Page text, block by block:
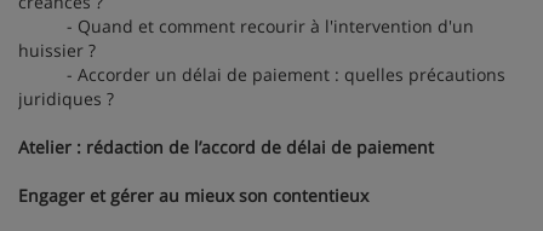
- Quand et comment recourir à l'intervention d'un
huissier ?
- Accorder un délai de paiement : quelles précautions
juridiques ?
Atelier : rédaction de l’accord de délai de paiement
Engager et gérer au mieux son contentieux